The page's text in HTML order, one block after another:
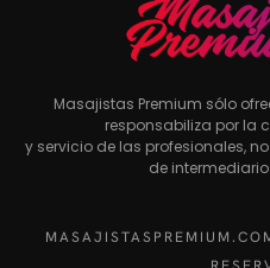
Masajistas Premium sólo
responsabiliza por la
y servicio de las profesionales,
de